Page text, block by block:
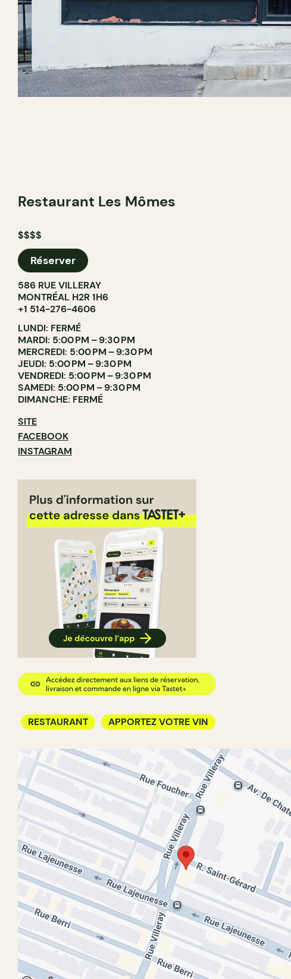
Restaurant Les Mômes
$$$$
Réserver
586 RUE VILLERAY
MONTRÉAL H2R 1H6
+1 514-276-4606
LUNDI: FERMÉ
MARDI: 5:00 PM – 9:30 PM
MERCREDI: 5:00 PM – 9:30 PM
JEUDI: 5:00 PM – 9:30 PM
VENDREDI: 5:00 PM – 9:30 PM
SAMEDI: 5:00 PM – 9:30 PM
DIMANCHE: FERMÉ
SITE
FACEBOOK
INSTAGRAM
RESTAURANT APPORTEZ VOTRE VIN